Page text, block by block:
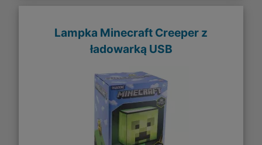
Lampka Minecraft Creeper z
ładowarką USB